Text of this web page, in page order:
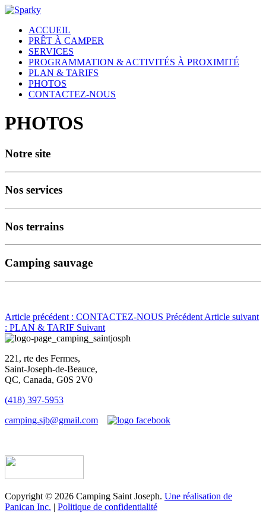
ACCUEIL
PRÊT À CAMPER
SERVICES
PROGRAMMATION & ACTIVITÉS À PROXIMITÉ
PLAN & TARIFS
PHOTOS
CONTACTEZ-NOUS
PHOTOS
Notre site
Nos services
Nos terrains
Camping sauvage
Article précédent : CONTACTEZ-NOUS Précédent Article suivant
: PLAN & TARIF Suivant
221, rte des Fermes,
Saint-Joseph-de-Beauce,
QC, Canada, G0S 2V0
(418) 397-5953
camping.sjb@gmail.com
Copyright © 2026 Camping Saint Joseph. Une réalisation de
Panican Inc. | Politique de confidentialité